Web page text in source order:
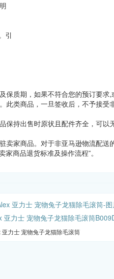
引
保质期，如果不符合您的预订要
类商品，一旦签收后，不予接受
持出售时原状且配件齐全，可以
卖家商品。对于非亚马逊物流配
商品退货标准及操作流程”。
亚力士 宠物兔子龙猫除毛滚筒
亚力士 宠物兔子龙猫除毛滚筒